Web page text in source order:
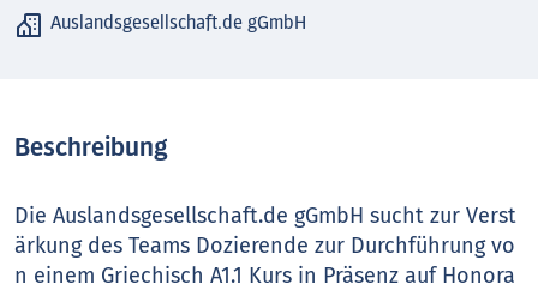
Auslandsgesellschaft.de gGmbH
Beschreibung
Die Auslandsgesellschaft.de gGmbH sucht zur Verst
ärkung des Teams Dozierende zur Durchführung vo
n einem Griechisch A1.1 Kurs in Präsenz auf Honora